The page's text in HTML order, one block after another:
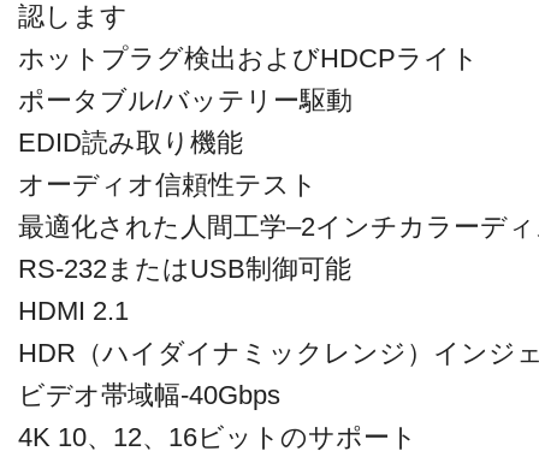
認します
ホットプラグ検出およびHDCPライト
ポータブル/バッテリー駆動
EDID読み取り機能
オーディオ信頼性テスト
最適化された人間工学–2インチカラーデ
RS-232またはUSB制御可能
HDMI 2.1
HDR（ハイダイナミックレンジ）インジ
ビデオ帯域幅-40Gbps
4K 10、12、16ビットのサポート